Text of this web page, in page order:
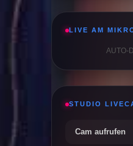
LIVE AM
AUTO-
STUDIO
Cam aufrufen